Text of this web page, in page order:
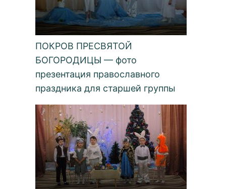
ПОКРОВ ПРЕСВЯТОЙ
БОГОРОДИЦЫ — фото
презентация православного
праздника для старшей группы